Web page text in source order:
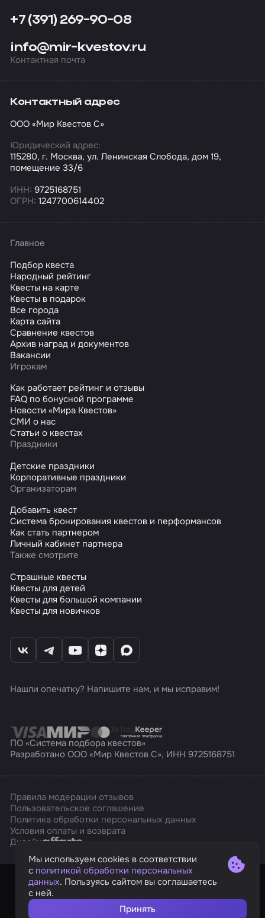
+7 (391) 269-90-08
info@mir-kvestov.ru
Контактная почта
Контактный адрес
ООО «Мир Квестов С»
Юридический адрес:
115280, г. Москва, ул. Ленинская Слобода, дом 19,
помещение 33/6
ИНН: 9725168751
ОГРН: 1247700614402
Главное
Подбор квеста
Народный рейтинг
Квесты на карте
Квесты в подарок
Все города
Карта сайта
Сравнение квестов
Архив наград и документов
Вакансии
Игрокам
Как работает рейтинг и отзывы
FAQ по бонусной программе
Новости «Мира Квестов»
СМИ о нас
Статьи о квестах
Праздники
Детские праздники
Корпоративные праздники
Организаторам
Добавить квест
Система бронирования квестов и перформансов
Как стать партнером
Личный кабинет партнера
Также смотрите
Страшные квесты
Квесты для детей
Квесты для большой компании
Квесты для новичков
Нашли опечатку? Напишите нам, и мы исправим!
ПО «Система подбора квестов»
Разработано ООО «Мир Квестов С», ИНН 9725168751
Правила модерации отзывов
Пользовательское соглашение
Политика обработки персональных данных
Условия оплаты и возврата
ДизайнAffarts
Мы используем cookies в соответствии
с политикой обработки персональных
данных. Пользуясь сайтом вы соглашаетесь
с ней.
Принять